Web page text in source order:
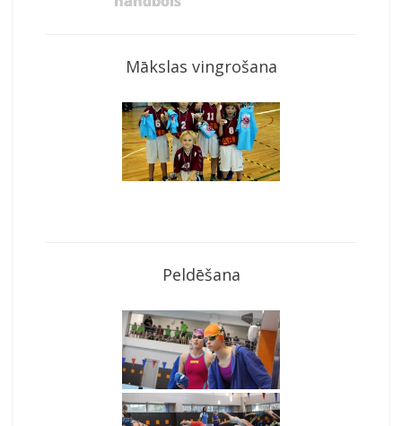
Mākslas vingrošana
Peldēšana